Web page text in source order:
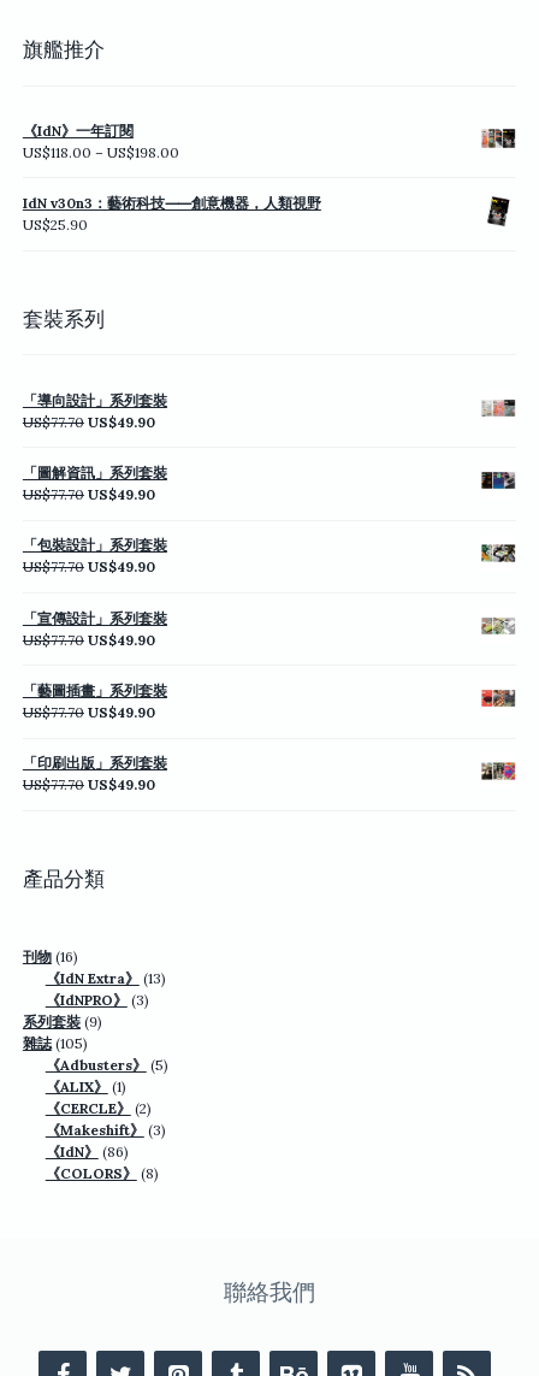
旗艦推介
《IdN》一年訂閱
US$118.00 – US$198.00價
圍：
IdN v30n3：藝術科技⸺創意機器，人類視野
US$25.90
套裝系列
「導向設計」系列套裝
US$77.70 原
價
格：
US$77.70。
US$49.90目
價
格：
「圖解資訊」系列套裝
US$77.70 原
價
格：
US$77.70。
US$49.90目
價
格：
「包裝設計」系列套裝
US$77.70 原
價
格：
US$77.70。
US$49.90目
價
格：
「宣傳設計」系列套裝
US$77.70 原
價
格：
US$77.70。
US$49.90目
價
格：
「藝圖插畫」系列套裝
US$77.70 原
價
格：
US$77.70。
US$49.90目
價
格：
「印刷出版」系列套裝
US$77.70 原
US$77.70。
US$49.90目
產品分類
刊物 1616
個
產
品
《IdN Extra》 1313
《IdNPRO》 33
品
系列套裝 99
產
品
雜誌 105105
個
產
品
《Adbusters》 55
品
《ALIX》 11
個
產
品
《CERCLE》 22
個
品
《Makeshift》 33
《IdN》 8686
個
《COLORS》 88
聯絡我們